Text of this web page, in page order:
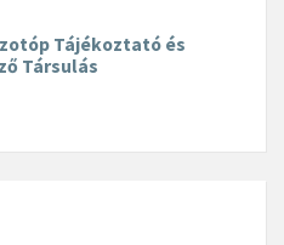
Tájékoztató és
Társulás